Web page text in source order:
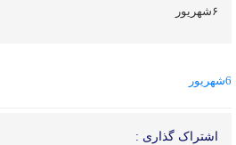
۶شهریور
6شهریور
اشتراک گذاری :